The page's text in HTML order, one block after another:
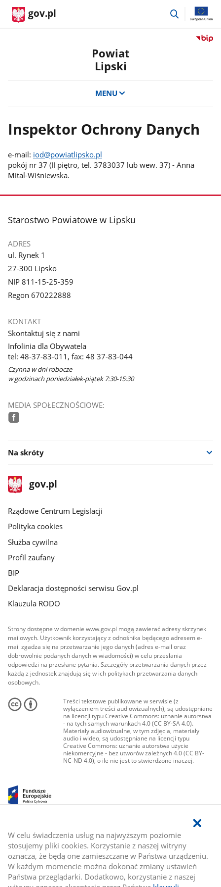
W celu świadczenia usług na najwyższym poziomie
stosujemy pliki cookies. Korzystanie z naszej witryny
oznacza, że będą one zamieszczane w Państwa urządzeniu.
W każdym momencie można dokonać zmiany ustawień
Państwa przeglądarki. Dodatkowo, korzystanie z naszej
gov.pl
przejdź
Przejdź
Powiat
Lipski
MENU
Inspektor Ochrony Danych
e-mail: iod@powiatlipsko.pl
pokój nr 37 (II piętro, tel. 3783037 lub wew. 37) - Anna
Mital-Wiśniewska.
stopka
Starostwo Powiatowe w Lipsku
ADRES
ul. Rynek 1
27-300 Lipsko
NIP 811-15-25-359
Regon 670222888
KONTAKT
Skontaktuj się z nami
Infolinia dla Obywatela
tel: 48-37-83-011, fax: 48 37-83-044
Czynna w dni robocze
w godzinach poniedziałek-piątek 7:30-15:30
MEDIA SPOŁECZNOŚCIOWE:
Na skróty
stopka
gov.plStrona
gov.pl
Rządowe Centrum Legislacji
Polityka cookies
Służba cywilna
Profil zaufany
BIP
Deklaracja dostępności serwisu Gov.pl
Klauzula RODO
Strony dostępne w domenie www.gov.pl mogą zawierać adresy skrzynek
mailowych. Użytkownik korzystający z odnośnika będącego adresem e-
mail zgadza się na przetwarzanie jego danych (adres e-mail oraz
dobrowolnie podanych danych w wiadomości) w celu przesłania
odpowiedzi na przesłane pytania. Szczegóły przetwarzania danych przez
każdą z jednostek znajdują się w ich politykach przetwarzania danych
osobowych.
Treści tekstowe publikowane w serwisie (z
wyłączeniem treści audiowizualnych), są udostępniane
na licencji typu Creative Commons: uznanie autorstwa
- na tych samych warunkach 4.0 (CC BY-SA 4.0).
Materiały audiowizualne, w tym zdjęcia, materiały
audio i wideo, są udostępniane na licencji typu
Creative Commons: uznanie autorstwa użycie
niekomercyjne - bez utworów zależnych 4.0 (CC BY-
NC-ND 4.0), o ile nie jest to stwierdzone inaczej.